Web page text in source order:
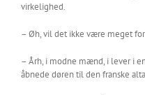
virkelighed.
– Øh, vil det ikke være meget
– Årh, i modne mænd, i lever i
åbnede døren til den franske